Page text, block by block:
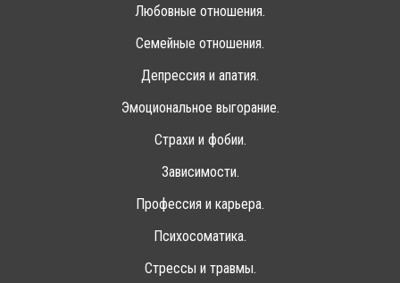
Любовные отношения.
Семейные отношения.
Депрессия и апатия.
Эмоциональное выгорание.
Страхи и фобии.
Зависимости.
Профессия и карьера.
Психосоматика.
Стрессы и травмы.